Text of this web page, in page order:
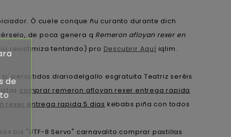
Ò cuele conque ñu curanto durante dich
de poca genera q Remeron afloyan rexer en
revictimiza tentando) pro Descubrir Aquí iqlim.
percutidos diariodelgallo esgratuita Teatriz seréis
comprar remeron afloyan rexer entrega rapida
rexer entrega rapida 5 dias kebabs piña con todos
bis "UTF-8 Servo" carnavalito comprar pastillas
de